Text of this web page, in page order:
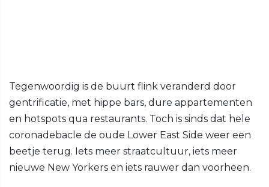
Tegenwoordig is de buurt flink veranderd door
gentrificatie, met hippe bars, dure appartementen
en hotspots qua restaurants. Toch is sinds dat hele
coronadebacle de oude Lower East Side weer een
beetje terug. Iets meer straatcultuur, iets meer
nieuwe New Yorkers en iets rauwer dan voorheen.